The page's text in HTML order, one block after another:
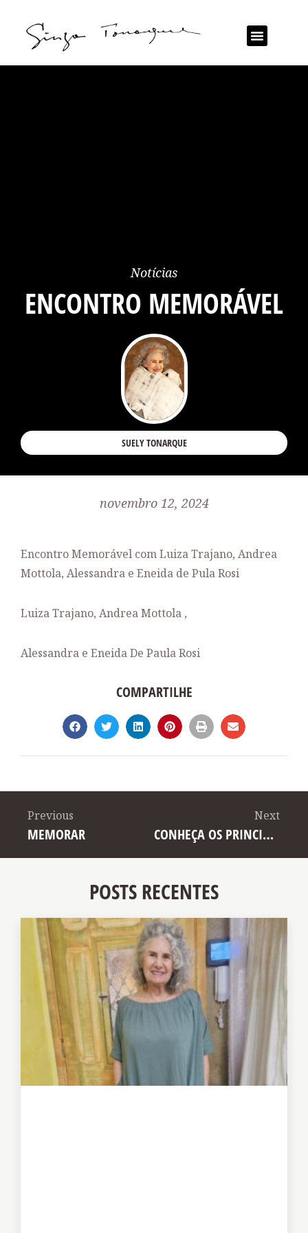
Notícias
ENCONTRO MEMORÁVEL
SUELY TONARQUE
novembro 12, 2024
Encontro Memorável com Luiza Trajano, Andrea
Mottola, Alessandra e Eneida de Pula Rosi
Luiza Trajano, AndreaMottola ,
Alessandra e Eneida De Paula Rosi
COMPARTILHE
Previous
MEMORAR
Next
CONHEÇA OS PRINCIPAIS GOLPES CONTRA IDOSOS E COMO SE DEFENDER
POSTS RECENTES